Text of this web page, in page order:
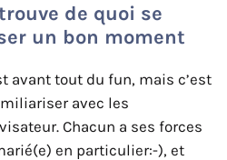
de quoi se
un bon moment
avant tout du fun, mais c’est
avec les
Chacun a ses forces
en particulier:-), et